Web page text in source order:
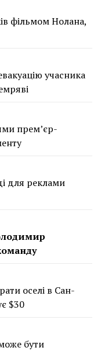
фільмом Нолана,
учасника
прем’єр-
для реклами
оселі в Сан-
$30
бути